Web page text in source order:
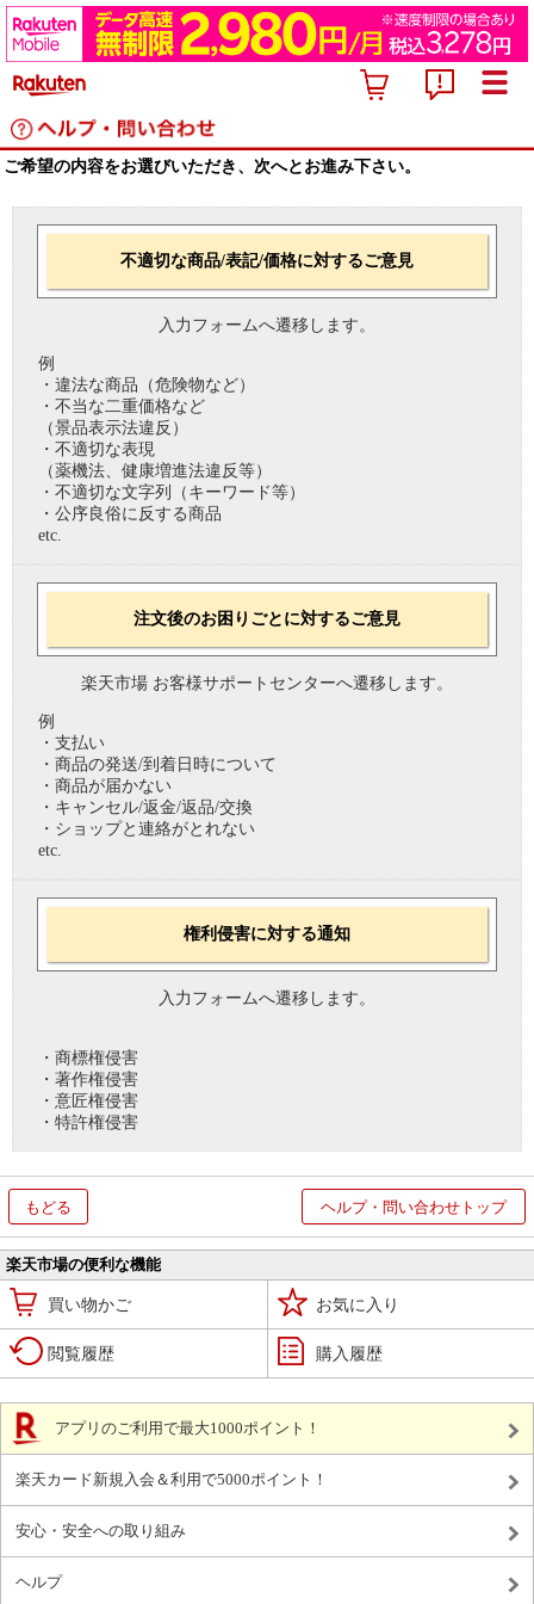
ご希望の内容をお選びいただき、次へとお進み下さい。
不適切な商品/表記/価格に対するご意見
入力フォームへ遷移します。
例
・違法な商品（危険物など）
・不当な二重価格など
（景品表示法違反）
・不適切な表現
（薬機法、健康増進法違反等）
・不適切な文字列（キーワード等）
・公序良俗に反する商品
etc.
注文後のお困りごとに対するご意見
楽天市場 お客様サポートセンターへ遷移します。
例
・支払い
・商品の発送/到着日時について
・商品が届かない
・キャンセル/返金/返品/交換
・ショップと連絡がとれない
etc.
権利侵害に対する通知
入力フォームへ遷移します。
・商標権侵害
・著作権侵害
・意匠権侵害
・特許権侵害
もどる ヘルプ・問い合わせトップ
楽天市場の便利な機能
買い物かご お気に入り
閲覧履歴 購入履歴
アプリのご利用で最大1000ポイント！
楽天カード新規入会＆利用で5000ポイント！
安心・安全への取り組み
ヘルプ